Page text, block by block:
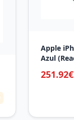
Apple
Azul
251.92€